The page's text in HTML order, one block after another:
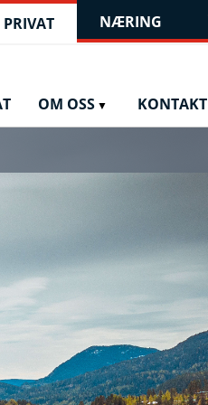
PRIVAT NÆRING
OM OSS KONTAKT